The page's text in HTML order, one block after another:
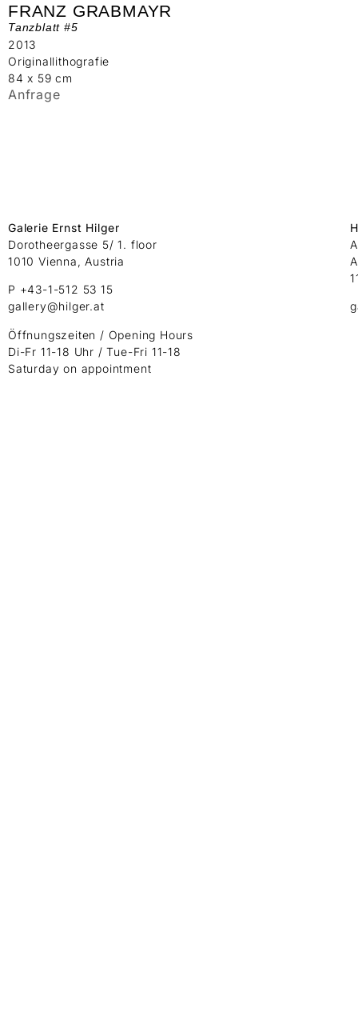
FRANZ GRABMAYR
Tanzblatt #5
2013
Originallithografie
84 x 59 cm
Anfrage
Galerie Ernst Hilger
Dorotheergasse 5/ 1. floor
1010 Vienna, Austria
P +43-1-512 53 15
gallery@hilger.at
Öffnungszeiten / Opening Hours
Di-Fr 11-18 Uhr / Tue-Fri 11-18
Saturday on appointment